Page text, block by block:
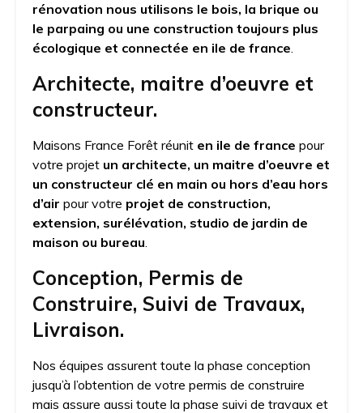
rénovation nous utilisons le bois, la brique ou
le parpaing ou une construction toujours plus
écologique et connectée en ile de france.
Architecte, maitre d’oeuvre et
constructeur.
Maisons France Forêt réunit en ile de france pour
votre projet un architecte, un maitre d’oeuvre et
un constructeur clé en main ou hors d’eau hors
d’air pour votre projet de construction,
extension, surélévation, studio de jardin de
maison ou bureau.
Conception, Permis de
Construire, Suivi de Travaux,
Livraison.
Nos équipes assurent toute la phase conception
jusqu’à l’obtention de votre permis de construire
mais assure aussi toute la phase suivi de travaux et